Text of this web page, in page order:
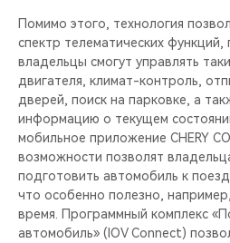
Помимо этого, технология
спектр телематических
владельцы смогут управлять
двигателя, климат-контроль,
дверей, поиск на парковке, а
информацию о текущем
мобильное приложение CHERY
возможности позволят
подготовить автомобиль к
что особенно полезно,
время. Программный комплекс
автомобиль» (IOV Connect)